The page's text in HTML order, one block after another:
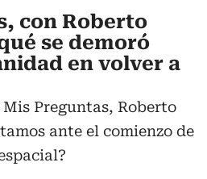
con Roberto
se demoró
en volver a
Preguntas, Roberto
ante el comienzo de